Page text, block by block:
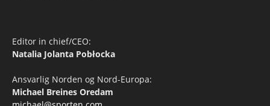
Editor in chief/CEO:
Natalia Jolanta Pobłocka
Ansvarlig Norden og Nord-Europa:
Michael Breines Oredam